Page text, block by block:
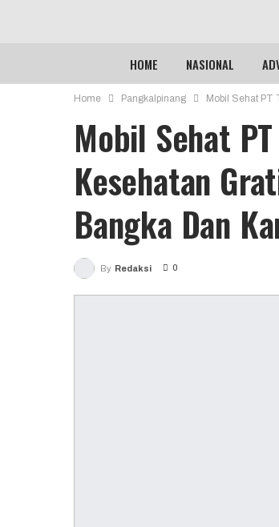
HOME NASIONAL
Home Pangkalpinang Mobil Sehat PT
Mobil Sehat
Kesehatan
Bangka Dan
By Redaksi 0